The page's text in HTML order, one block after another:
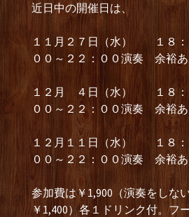
近日中の開催日は、
１１月２７日（水） １８：
００～２２：００演奏 余裕あ
１２月 ４日（水） １８：
００～２２：００演奏 余裕
１２月１１日（水） １８：
００～２２：００演奏 余裕あ
参加費は￥1,900（演奏をしな
￥1,400）各１ドリンク付。フ